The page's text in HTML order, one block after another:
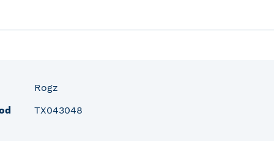
Rogz
TX043048